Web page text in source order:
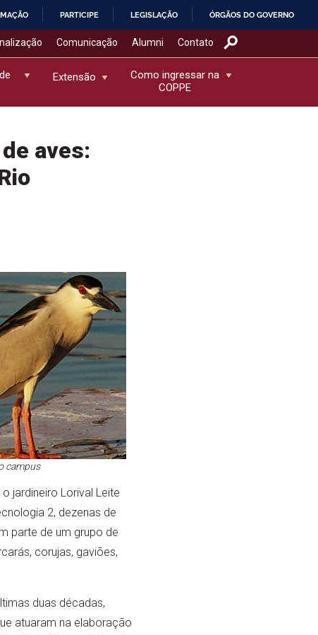
PARTICIPE LEGISLAÇÃO ÓRGÃOS DO GOVERNO
Comunicação Alumni Contato
Extensão
Como ingressar na
COPPE
aves:
campus
jardineiro Lorival Leite
2, dezenas de
parte de um grupo de
corujas, gaviões,
duas décadas,
atuaram na elaboração